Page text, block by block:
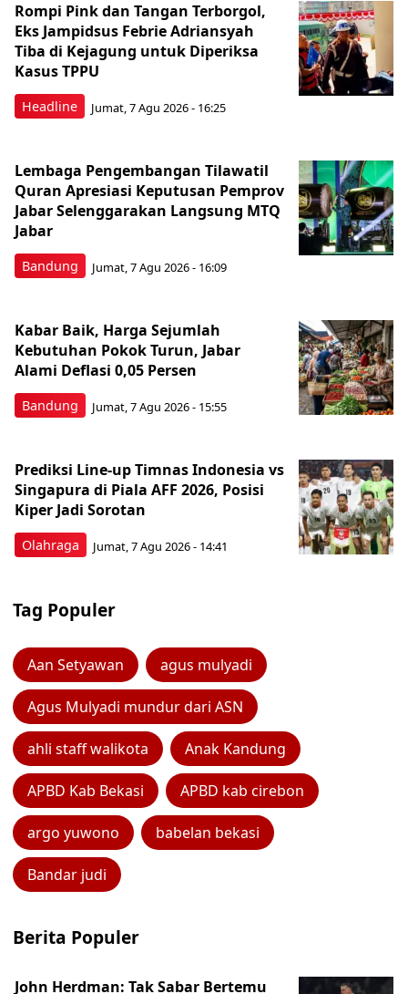
Headline
Rompi Pink dan Tangan Terborgol,
Eks Jampidsus Febrie Adriansyah
Tiba di Kejagung untuk Diperiksa
Kasus TPPU
Jumat, 7 Agu 2026 - 16:25
Bandung
Lembaga Pengembangan Tilawatil
Quran Apresiasi Keputusan Pemprov
Jabar Selenggarakan Langsung MTQ
Jabar
Jumat, 7 Agu 2026 - 16:09
Bandung
Kabar Baik, Harga Sejumlah
Kebutuhan Pokok Turun, Jabar
Alami Deflasi 0,05 Persen
Jumat, 7 Agu 2026 - 15:55
Olahraga
Prediksi Line-up Timnas Indonesia vs
Singapura di Piala AFF 2026, Posisi
Kiper Jadi Sorotan
Jumat, 7 Agu 2026 - 14:41
Tag Populer
Aan Setyawan agus mulyadi
Agus Mulyadi mundur dari ASN
ahli staff walikota Anak Kandung
APBD Kab Bekasi APBD kab cirebon
argo yuwono babelan bekasi
Bandar judi
Berita Populer
John Herdman: Tak Sabar Bertemu